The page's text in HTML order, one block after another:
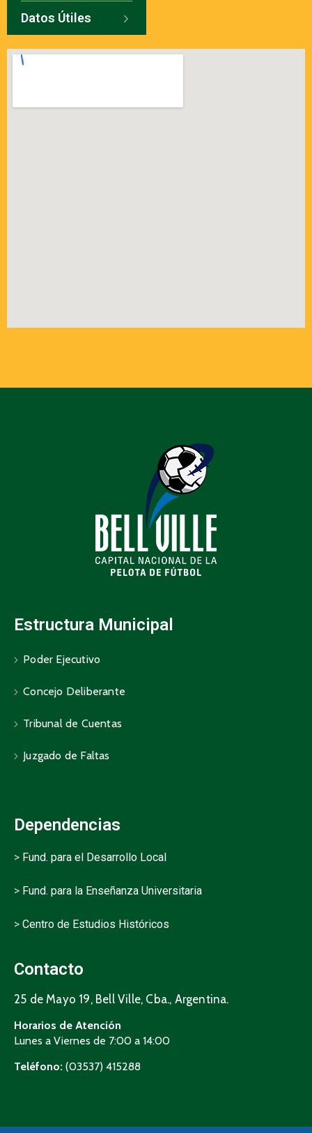
Datos Útiles
Estructura Municipal
Poder Ejecutivo
Concejo Deliberante
Tribunal de Cuentas
Juzgado de Faltas
Dependencias
> Fund. para el Desarrollo Local
> Fund. para la Enseñanza Universitaria
> Centro de Estudios Históricos
Contacto
25 de Mayo 19, Bell Ville, Cba., Argentina.
Horarios de Atención
Lunes a Viernes de 7:00 a 14:00
Teléfono: (03537) 415288